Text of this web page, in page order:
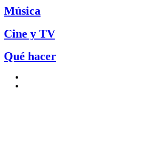
Música
Cine y TV
Qué hacer